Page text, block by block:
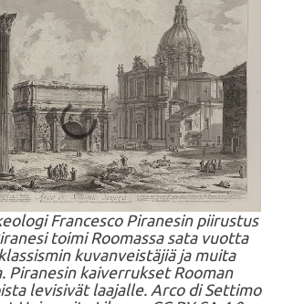
Francesco Piranesin piirustus
toimi Roomassa sata vuotta
kuvanveistäjiä ja muita
Piranesin kaiverrukset Rooman
levisivät laajalle. Arco di Settimo